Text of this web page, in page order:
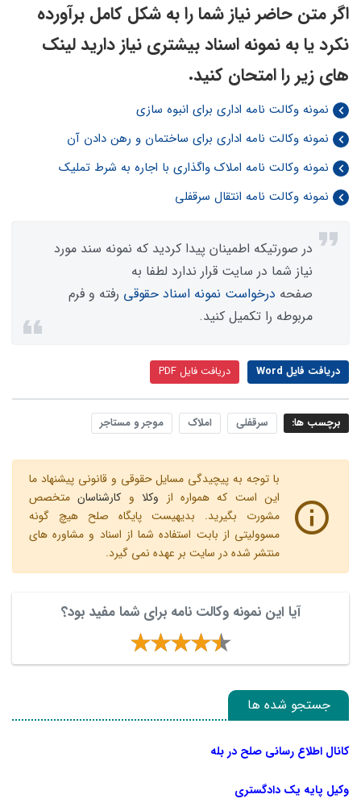
اگر متن حاضر نیاز شما را به شکل کامل برآورده
نکرد یا به نمونه اسناد بیشتری نیاز دارید لینک
های زیر را امتحان کنید.
نمونه وکالت نامه اداری برای انبوه سازی
نمونه وکالت نامه اداری برای ساختمان و رهن دادن آن
نمونه وکالت نامه املاک واگذاری با اجاره به شرط تملیک
نمونه وکالت نامه انتقال سرقفلی
در صورتیکه اطمینان پیدا کردید که نمونه سند مورد
نیاز شما در سایت قرار ندارد لطفا به
صفحه درخواست نمونه اسناد حقوقی رفته و فرم
مربوطه را تکمیل کنید.
دریافت فایل Word دریافت فایل PDF
برچسب ها: سرقفلی املاک موجر و مستاجر
با توجه به پیچیدگی مسایل حقوقی و قانونی پیشنهاد ما
این است که همواره از وکلاو کارشناسانمتخصص
مشورت بگیرید. بدیهیست پایگاه صلح هیچ گونه
مسوولیتی از بابت استفاده شما از اسناد و مشاوره های
منتشر شده در سایت بر عهده نمی گیرد.
آیا این نمونه وکالت نامه برای شما مفید بود؟
جستجو شده ها
کانال اطلاع رسانی صلح در بله
وکیل پایه یک دادگستری